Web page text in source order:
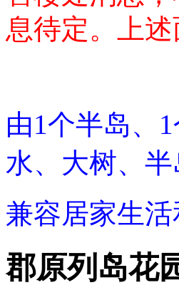
息待定。
上
由1个半岛、
水、大树、
兼容居家生
郡原列岛花